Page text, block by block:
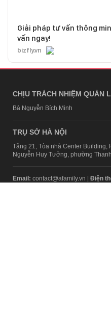
Giải pháp tư vấn thông
vấn ngay!
bizfly.vn
CHỊU TRÁCH NHIỆM QUẢN
Bà Nguyễn Bích Minh
TRỤ SỞ HÀ NỘI
Tầng 21, Tòa nhà Center Building,
Nguyễn Huy Tưởng, phường
Email: contact@afamily.vn | Điện